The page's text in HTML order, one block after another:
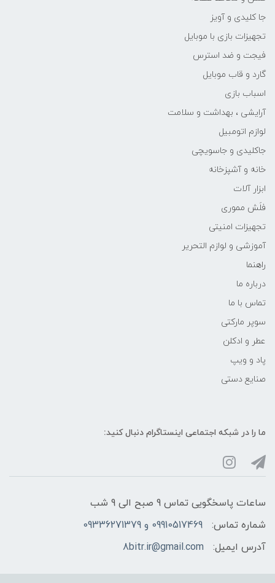
جا کلیدی و آویز
تجهیزات بازی با موبایل
فیجت و ضد استرس
گارد و قاب موبایل
اسباب بازی
آرایشی ، بهداشت و سلامت
لوازم اتومبیل
جاکلیدی و جاسویچی
خانه و آشپزخانه
ابزار آلات
فلَش مموری
تجهیزات امنیتی
آموزشی و لوازم التحریر
راهنما
درباره ما
تماس با ما
سوپر مارکتی
عطر و ادکلن
پاد و ویپ
صنایع دستی
ما را در شبکه‌ اجتماعی اینستاگرام دنبال کنید:
ساعات پاسخگویی تماس 9 صبح الی 9 شب
شماره تماس:
09910517469 و 09336271379
آدرس ایمیل:
8bitr.ir@gmail.com